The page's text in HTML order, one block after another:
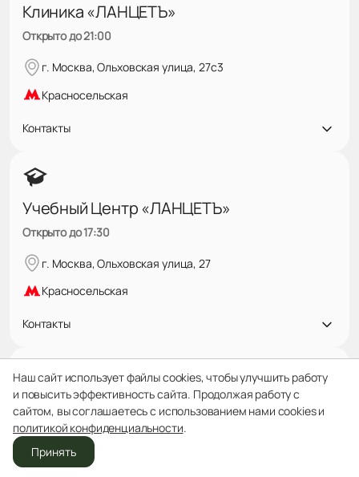
Отделения
Клиника «ЛАНЦЕТЪ»
Открыто до 21:00
г. Москва, Ольховская улица, 27с3
Красносельская
Контакты
Учебный Центр «ЛАНЦЕТЪ»
Открыто до 17:30
г. Москва, Ольховская улица, 27
Красносельская
Контакты
Клиника «Ланцетъ-центр»
Открыто до 20:00
г. Москва, ул. Спиридоновка, дом 24, строение 1
Наш сайт использует файлы cookies, чтобы улучшить работу
и повысить эффективность сайта. Продолжая работу с
сайтом, вы соглашаетесь с использованием нами cookies и
политикой конфиденциальности.
Принять